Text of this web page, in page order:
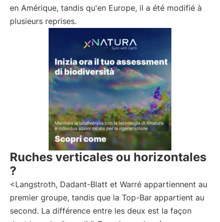
en Amérique, tandis qu'en Europe, il a été modifié à
plusieurs reprises.
Ruches verticales ou horizontales
?
<Langstroth, Dadant-Blatt et Warré appartiennent au
premier groupe, tandis que la Top-Bar appartient au
second. La différence entre les deux est la façon